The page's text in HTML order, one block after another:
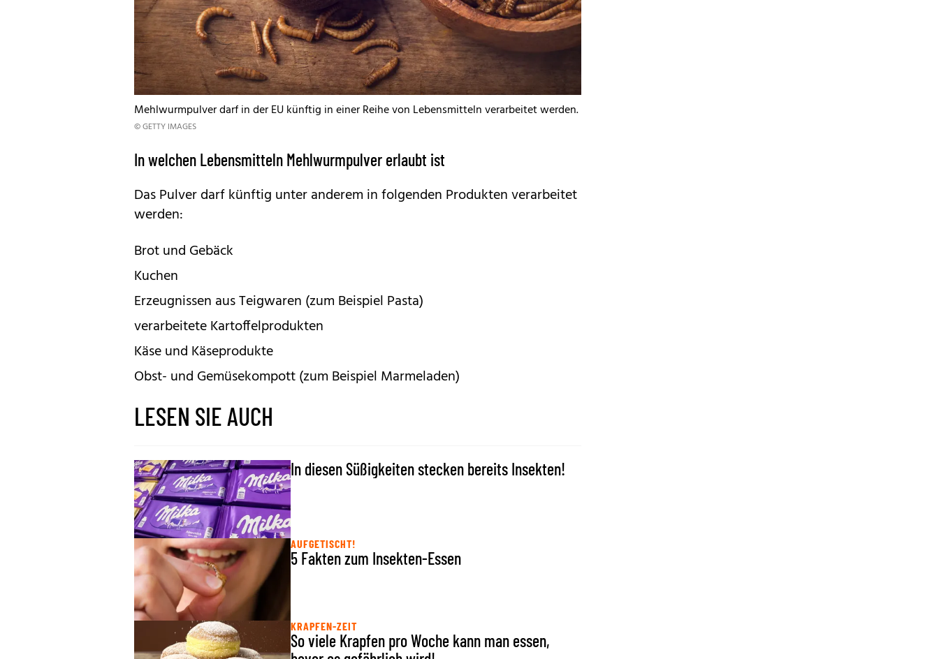
Mehlwurmpulver darf in der EU künftig in einer Reihe von Lebensmitteln verarbeitet werden.
© GETTY IMAGES
In welchen Lebensmitteln Mehlwurmpulver erlaubt ist
Das Pulver darf künftig unter anderem in folgenden Produkten verarbeitet
werden:
Brot und Gebäck
Kuchen
Erzeugnissen aus Teigwaren (zum Beispiel Pasta)
verarbeitete Kartoffelprodukten
Käse und Käseprodukte
Obst- und Gemüsekompott (zum Beispiel Marmeladen)
LESEN SIE AUCH
In diesen Süßigkeiten stecken bereits Insekten!
AUFGETISCHT!
5 Fakten zum Insekten-Essen
KRAPFEN-ZEIT
So viele Krapfen pro Woche kann man essen,